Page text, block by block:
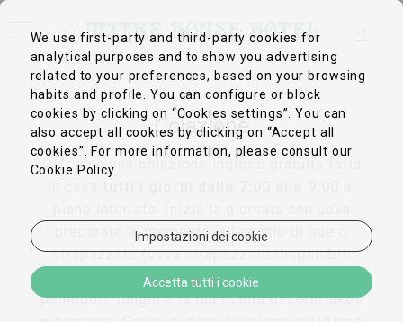
FR
DE
Colazione
Offriamo una colazione inglese gratuita fatta
preparate al momento, all'occhio di bue o
strapazzate (uova strapazzate disponibili
fino alle 8:30), accompagnate da fagioli,
pomodori, funghi e la tua scelta di cornflakes
We use first-party and third-party cookies for
analytical purposes and to show you advertising
related to your preferences, based on your browsing
habits and profile. You can configure or block
cookies by clicking on “Cookies settings”. You can
also accept all cookies by clicking on “Accept all
cookies”. For more information, please consult our
Cookie Policy.
Impostazioni dei cookie
Accetta tutti i cookie